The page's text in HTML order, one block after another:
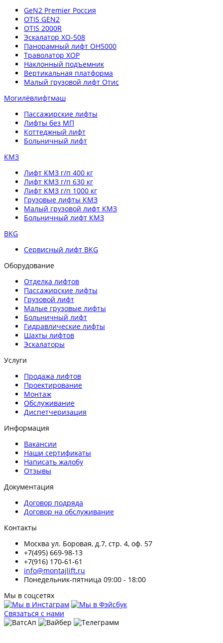
GeN2 Premier Россия
OTIS GEN2
OTIS 2000R
Эскалатор XO-508
Панорамный лифт OH5000
Траволатор XOP
Наклонный подъемник
Вертикальная платформа
Малый грузовой лифт Отис
Могилёвлифтмаш
Пассажирские лифты
Лифты без МП
Коттеджный лифт
Больничный лифт
КМЗ
Лифт КМЗ г/п 400 кг
Лифт КМЗ г/п 630 кг
Лифт КМЗ г/п 1000 кг
Грузовые лифты КМЗ
Малый грузовой лифт КМЗ
Больничный лифт КМЗ
BKG
Сервисный лифт BKG
Оборудование
Отделка лифтов
Пассажирские лифты
Грузовой лифт
Малые грузовые лифты
Больничный лифт
Гидравлические лифты
Шахты лифтов
Эскалаторы
Услуги
Продажа лифтов
Проектирование
Монтаж
Обслуживание
Диспетчеризация
Информация
Вакансии
Наши сертификаты
Написать жалобу
Отзывы
Документация
Договор подряда
Договор на обслуживание
Контакты
Москва ул. Боровая, д.7, стр. 4, оф. 57
+7(495) 669-98-13
+7(916) 170-61-61
info@montajlift.ru
Понедельник-пятница 09:00 - 18:00
Мы в соцсетях
Связаться с нами